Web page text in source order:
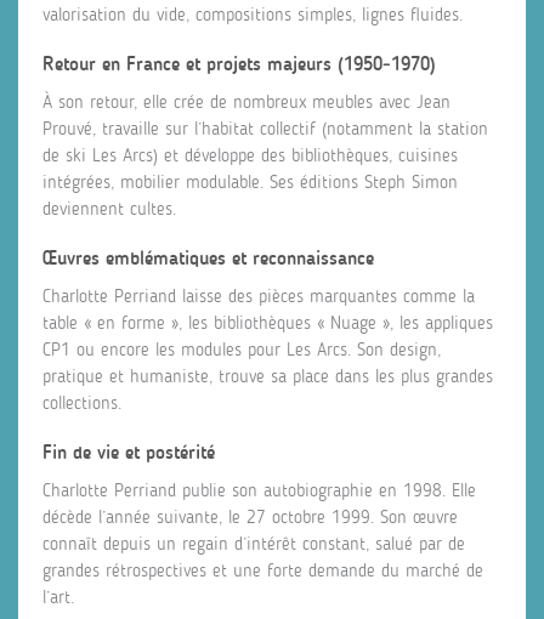
valorisation du vide, compositions simples, lignes fluides.
Retour en France et projets majeurs (1950‑1970)
À son retour, elle crée de nombreux meubles avec Jean
Prouvé, travaille sur l’habitat collectif (notamment la station
de ski Les Arcs) et développe des bibliothèques, cuisines
intégrées, mobilier modulable. Ses éditions Steph Simon
deviennent cultes.
Œuvres emblématiques et reconnaissance
Charlotte Perriand laisse des pièces marquantes comme la
table « en forme », les bibliothèques « Nuage », les appliques
CP1 ou encore les modules pour Les Arcs. Son design,
pratique et humaniste, trouve sa place dans les plus grandes
collections.
Fin de vie et postérité
Charlotte Perriand publie son autobiographie en 1998. Elle
décède l’année suivante, le 27 octobre 1999. Son œuvre
connaît depuis un regain d’intérêt constant, salué par de
grandes rétrospectives et une forte demande du marché de
l’art.